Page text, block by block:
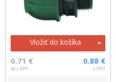
Vložiť do košíka
0.71 €
bez DPH
0.88 €
s DPH